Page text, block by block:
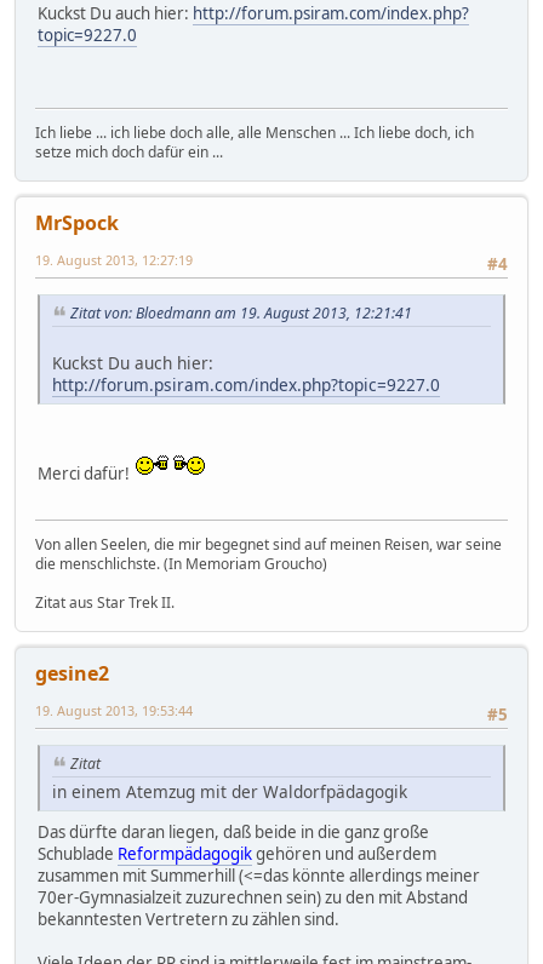
Kuckst Du auch hier: http://forum.psiram.com/index.php?
topic=9227.0
Ich liebe ... ich liebe doch alle, alle Menschen ... Ich liebe doch, ich
setze mich doch dafür ein ...
MrSpock
#4
19. August 2013, 12:27:19
Zitat von: Bloedmann am 19. August 2013, 12:21:41
Kuckst Du auch hier:
http://forum.psiram.com/index.php?topic=9227.0
Merci dafür!
Von allen Seelen, die mir begegnet sind auf meinen Reisen, war seine
die menschlichste. (In Memoriam Groucho)
Zitat aus Star Trek II.
gesine2
#5
19. August 2013, 19:53:44
Zitat
in einem Atemzug mit der Waldorfpädagogik
Das dürfte daran liegen, daß beide in die ganz große
Schublade Reformpädagogikgehören und außerdem
zusammen mit Summerhill (<=das könnte allerdings meiner
70er-Gymnasialzeit zuzurechnen sein) zu den mit Abstand
bekanntesten Vertretern zu zählen sind.